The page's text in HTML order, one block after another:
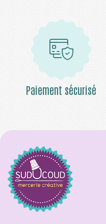
Paiement sécurisé